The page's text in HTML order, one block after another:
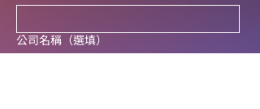
公司名稱（選填）